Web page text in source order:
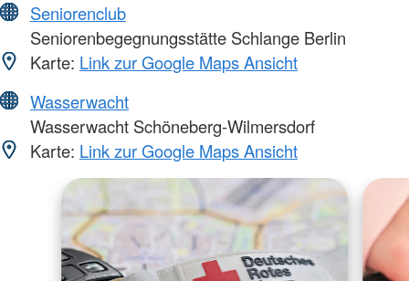
Seniorenclub
Seniorenbegegnungsstätte Schlange Berlin
Karte: Link zur Google Maps Ansicht
Wasserwacht
Wasserwacht Schöneberg-Wilmersdorf
Karte: Link zur Google Maps Ansicht